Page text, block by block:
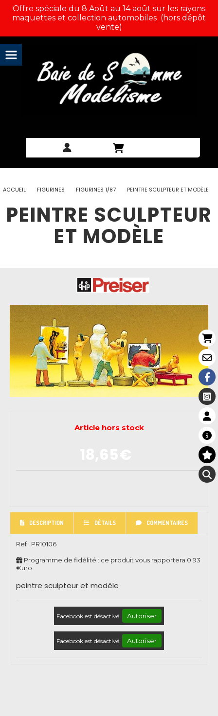
Offre spéciale du 8 Août au 14 août sur les rayons
maquettes et collection automobiles (hors dépôt
vente)
ACCUEIL FIGURINES FIGURINES 1/87 PEINTRE SCULPTEUR ET MODÈLE
PEINTRE SCULPTEUR
ET MODÈLE
Article hors stock
DESCRIPTION DÉTAILS COMMENTAIRES
Ref : PR10106
Programme de fidélité : ce produit vous rapportera 0.93
€uro.
peintre sculpteur et modèle
Facebook est désactivé. Autoriser
Facebook est désactivé. Autoriser
Panneau de gestion des cookies